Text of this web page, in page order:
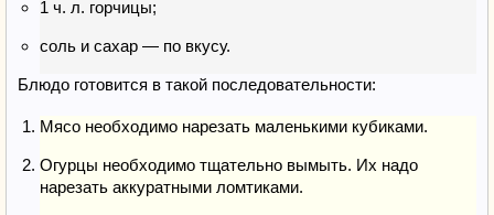
1 ч. л. горчицы;
соль и сахар — по вкусу.
Блюдо готовится в такой последовательности:
Мясо необходимо нарезать маленькими кубиками.
Огурцы необходимо тщательно вымыть. Их надо
нарезать аккуратными ломтиками.